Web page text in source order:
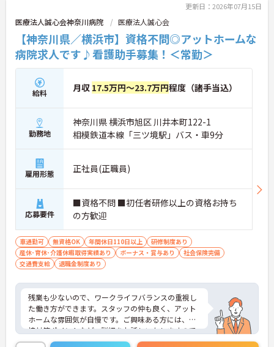
・年次を問わずリーダーや主任などのマネジメント
職へ昇格する事例も多数あり、腰を据えて長期的な
キャリア形成が可能です
更新日：2026年07月15日
医療法人誠心会神奈川病院 医療法人誠心会
【神奈川県／横浜市】資格不問◎アットホームな
病院求人です♪看護助手募集！＜常勤＞
給料 月収 17.5万円～23.7万円程度（諸手当込）
勤務地
神奈川県 横浜市旭区 川井本町122-1
相模鉄道本線「三ツ境駅」バス・車9分
雇用形態 正社員(正職員)
応募要件
■資格不問 ■初任者研修以上の資格お持ち
の方歓迎
車通勤可 無資格OK 年間休日110日以上
研修制度あり
産休･育休･介護休暇取得実績あり
ボーナス・賞与あり
社会保険完備
交通費支給
退職金制度あり
残業も少ないので、ワークライフバランスの重視し
た働き方ができます。スタッフの仲も良く、アット
ホームな雰囲気が自慢です。ご興味ある方には、面
接対策ポイントなど、詳細をお話しいたしますので
お気軽にご相談ください。